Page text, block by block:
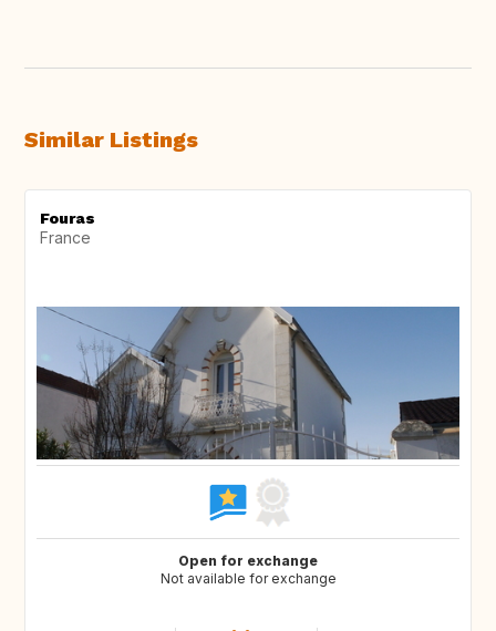
Similar Listings
Fouras
France
Open for exchange
Not available for exchange